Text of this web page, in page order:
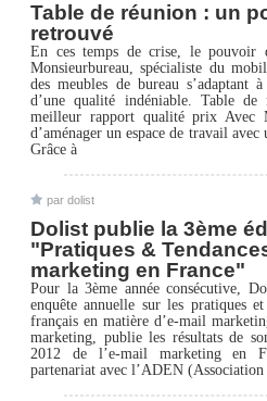
Table de réunion : un
retrouvé
En ces temps de crise, le pouvoir
Monsieurbureau, spécialiste du
des meubles de bureau
d’une qualité indéniable. Table
meilleur rapport qualité prix Avec
d’aménager un espace de travail
Grâce à
par dolist
Dolist publie la 3ème
"Pratiques &
marketing en France"
Pour la 3ème année consécutive,
enquête annuelle sur les pratiques
français en matière d’e-mail
marketing, publie les résultats de
2012 de l’e-mail marketing en
partenariat avec l’ADEN